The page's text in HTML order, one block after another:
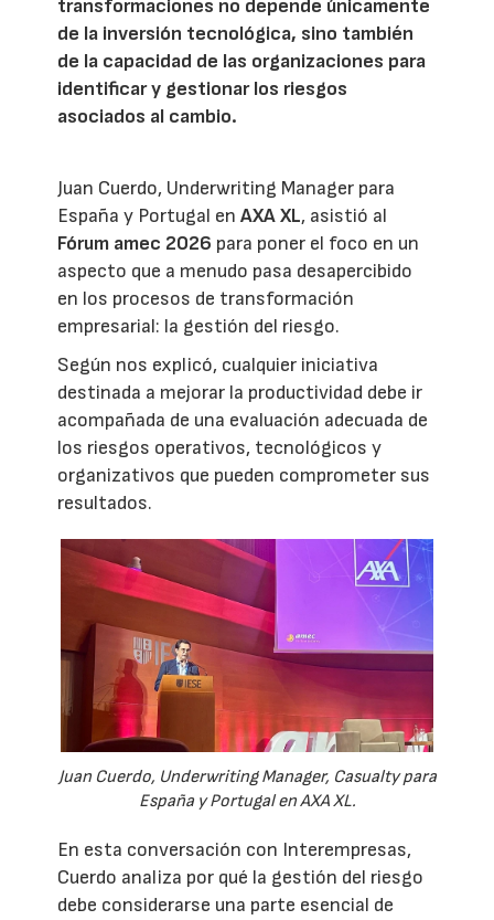
transformaciones no depende únicamente
de la inversión tecnológica, sino también
de la capacidad de las organizaciones para
identificar y gestionar los riesgos
asociados al cambio.
Juan Cuerdo, Underwriting Manager para
España y Portugal enAXA XL, asistió al
Fórum amec 2026 para poner el foco en un
aspecto que a menudo pasa desapercibido
en los procesos de transformación
empresarial: la gestión del riesgo.
Según nos explicó, cualquier iniciativa
destinada a mejorar la productividad debe ir
acompañada de una evaluación adecuada de
los riesgos operativos, tecnológicos y
organizativos que pueden comprometer sus
resultados.
Juan Cuerdo, Underwriting Manager, Casualty para
España y Portugal en AXA XL.
En esta conversación con Interempresas,
Cuerdo analiza por qué la gestión del riesgo
debe considerarse una parte esencial de